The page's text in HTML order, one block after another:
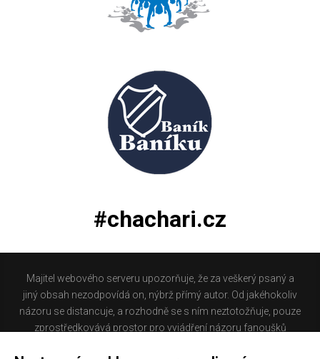
#chachari.cz
Majitel webového serveru upozorňuje, že za veškerý psaný a
jiný obsah nezodpovídá on, nýbrž přímý autor. Od jakéhokoliv
názoru se distancuje, a rozhodně se s ním neztotožňuje, pouze
zprostředkovává prostor pro vyjádření názoru fanoušků